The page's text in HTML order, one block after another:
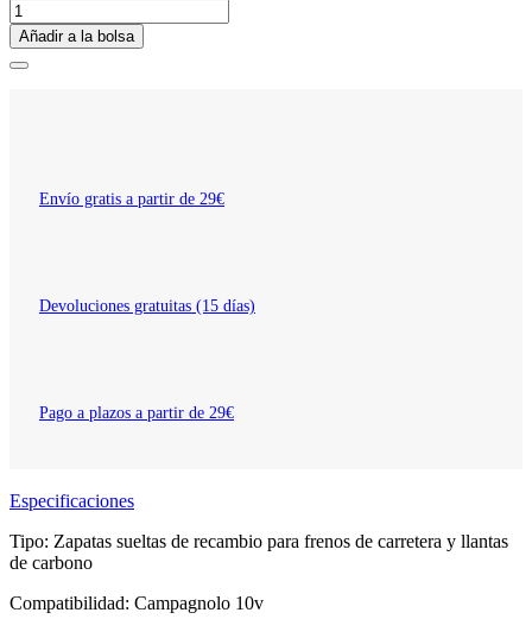
Añadir a la bolsa
Envío gratis a partir de 29€
Devoluciones gratuitas (15 días)
Pago a plazos a partir de 29€
Especificaciones
Tipo: Zapatas sueltas de recambio para frenos de carretera y llantas
de carbono
Compatibilidad: Campagnolo 10v